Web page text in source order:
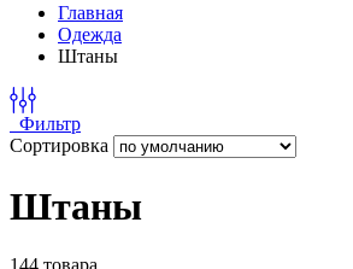
Главная
Одежда
Штаны
Фильтр
Сортировка
Штаны